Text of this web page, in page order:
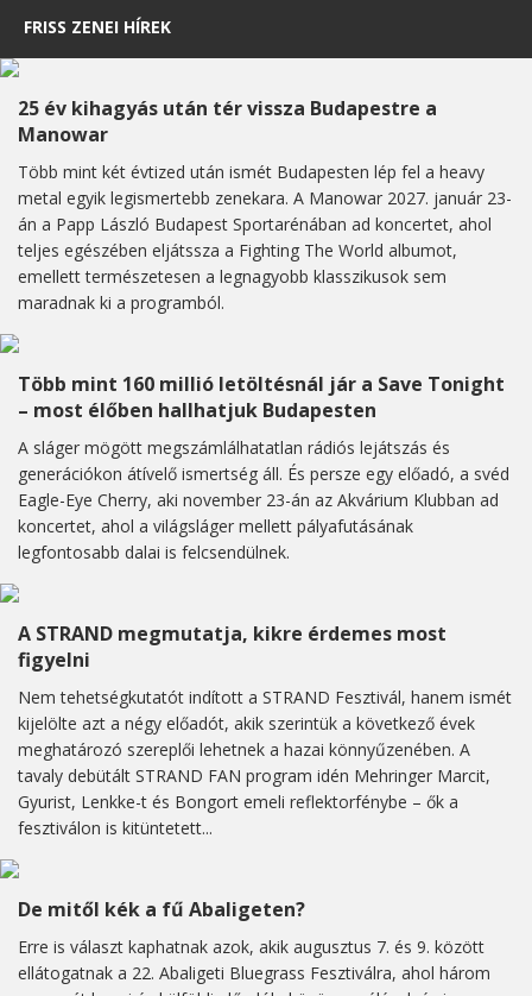
FRISS ZENEI HÍREK
25 év kihagyás után tér vissza Budapestre a
Manowar
Több mint két évtized után ismét Budapesten lép fel a heavy
metal egyik legismertebb zenekara. A Manowar 2027. január 23-
án a Papp László Budapest Sportarénában ad koncertet, ahol
teljes egészében eljátssza a Fighting The World albumot,
emellett természetesen a legnagyobb klasszikusok sem
maradnak ki a programból.
Több mint 160 millió letöltésnál jár a Save Tonight
– most élőben hallhatjuk Budapesten
A sláger mögött megszámlálhatatlan rádiós lejátszás és
generációkon átívelő ismertség áll. És persze egy előadó, a svéd
Eagle-Eye Cherry, aki november 23-án az Akvárium Klubban ad
koncertet, ahol a világsláger mellett pályafutásának
legfontosabb dalai is felcsendülnek.
A STRAND megmutatja, kikre érdemes most
figyelni
Nem tehetségkutatót indított a STRAND Fesztivál, hanem ismét
kijelölte azt a négy előadót, akik szerintük a következő évek
meghatározó szereplői lehetnek a hazai könnyűzenében. A
tavaly debütált STRAND FAN program idén Mehringer Marcit,
Gyurist, Lenkke-t és Bongort emeli reflektorfénybe – ők a
fesztiválon is kitüntetett...
De mitől kék a fű Abaligeten?
Erre is választ kaphatnak azok, akik augusztus 7. és 9. között
ellátogatnak a 22. Abaligeti Bluegrass Fesztiválra, ahol három